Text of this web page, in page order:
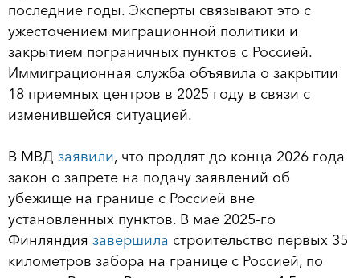
последние годы. Эксперты связывают это с
ужесточением миграционной политики и
закрытием пограничных пунктов с Россией.
Иммиграционная служба объявила о закрытии
18 приемных центров в 2025 году в связи с
изменившейся ситуацией.
В МВД заявили, что продлят до конца 2026 года
закон о запрете на подачу заявлений об
убежище на границе с Россией вне
установленных пунктов. В мае 2025-го
Финляндия завершила строительство первых 35
километров забора на границе с Россией, по